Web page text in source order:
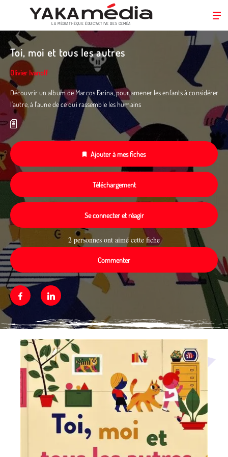
contenu
principal
LA MÉDIATHÈQUE ÉDUC’ACTIVE DES CEMÉA
Toi, moi et tous les autres
Olivier Ivanoff
Découvrir un album de Marcos Farina, pour amener les enfants à considérer
l'autre, à l'aune de ce qui rassemble les humains
Ajouter à mes fiches
Téléchargement
Se connecter et réagir
2 personnes ont aimé cette fiche
Commenter
FacebookLinkedin
Média secondaire